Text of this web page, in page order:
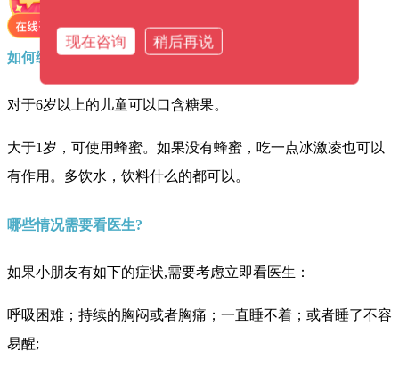
如何缓解咳嗽的问题呢?
对于6岁以上的儿童可以口含糖果。
大于1岁，可使用蜂蜜。如果没有蜂蜜，吃一点冰激凌也可以
有作用。多饮水，饮料什么的都可以。
哪些情况需要看医生?
如果小朋友有如下的症状,需要考虑立即看医生：
呼吸困难；持续的胸闷或者胸痛； 一直睡不着； 或者睡了不容
易醒;
现在咨询 稍后再说